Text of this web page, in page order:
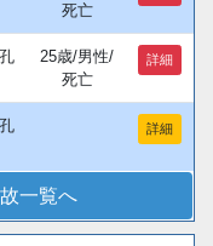
死亡
25歳/男性/
死亡
詳細
詳細
一覧へ